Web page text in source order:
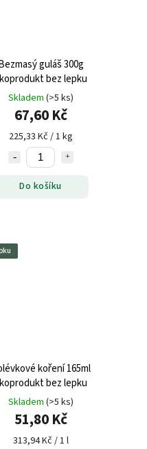
guláš 300g
bez lepku
Skladem (>5 ks)
67,60 Kč
225,33 Kč / 1 kg
Do košíku
koření 165ml
bez lepku
Skladem (>5 ks)
51,80 Kč
313,94 Kč / 1 l